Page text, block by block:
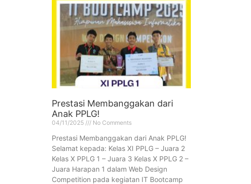
Prestasi Membanggakan dari
Anak PPLG!
04/11/2025 No Comments
Prestasi Membanggakan dari Anak PPLG!
Selamat kepada: Kelas XI PPLG – Juara 2
Kelas X PPLG 1 – Juara 3 Kelas X PPLG 2 –
Juara Harapan 1 dalam Web Design
Competition pada kegiatan IT Bootcamp